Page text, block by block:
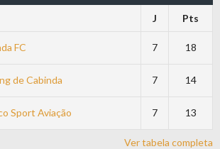
J Pts
FC 7 18
de Cabinda 7 14
Sport Aviação 7 13
Ver tabela completa